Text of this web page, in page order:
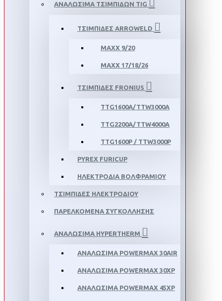
ΑΝΑΛΩΣΙΜΑ ΤΣΙΜΠΙΔΩΝ TIG
ΤΣΙΜΠΙΔΕΣ ARROWELD
MAXX 9/20
MAXX 17/18/26
ΤΣΙΜΠΙΔΕΣ FRONIUS
TTG1600A/TTW3000A
TTG2200A/TTW4000A
TTG1600P / TTW3000P
PYREX FURICUP
ΗΛΕΚΤΡΟΔΙΑ ΒΟΛΦΡΑΜΙΟΥ
ΤΣΙΜΠΙΔΕΣ ΗΛΕΚΤΡΟΔΙΟΥ
ΠΑΡΕΛΚΟΜΕΝΑ ΣΥΓΚΟΛΛΗΣΗΣ
ΑΝΑΛΩΣΙΜΑ HYPERTHERM
ΑΝΑΛΩΣΙΜΑ POWERMAX 30AIR
ΑΝΑΛΩΣΙΜΑ POWERMAX 30XP
ΑΝΑΛΩΣΙΜΑ POWERMAX 45XP